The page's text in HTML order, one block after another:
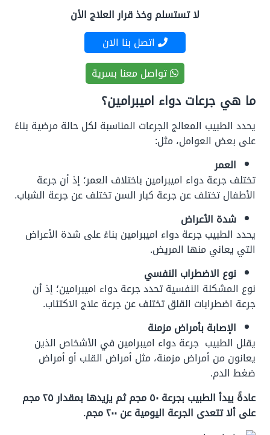
لا تستسلم وخذ قرار العلاج الأن
اتصل بنا الان
تواصل معنا بسرية
ما هي جرعات دواء اميبرامين؟
يحدد الطبيب المعالج الجرعات المناسبة لكل حالة مرضية بناءً
على بعض العوامل، مثل:
العمر
تختلف جرعة دواء اميبرامين باختلاف العمر؛ إذ أن جرعة
الأطفال تختلف عن جرعة كبار السن تختلف عن جرعة الشباب.
شدة الأعراض
يحدد الطبيب جرعة دواء اميبرامين بناءً على شدة الأعراض
التي يعاني منها المريض.
نوع الاضطراب النفسي
نوع المشكلة النفسية تحدد جرعة دواء اميبرامين؛ إذ أن
جرعة اضطرابات القلق تختلف عن جرعة علاج الاكتئاب.
الإصابة بأمراض مزمنة
يقلل الطبيب جرعة دواء اميبرامين في الأشخاص الذين
يعانون من أمراض مزمنة، مثل أمراض القلب أو أمراض
ضغط الدم.
عادةً يبدأ الطبيب بجرعة ٥٠ مجم ثم يزيدها بمقدار ٢٥ مجم
على ألا تتعدى الجرعة اليومية عن ٢٠٠ مجم.